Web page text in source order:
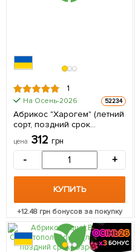
1
На Осень-2026 52234
Абрикос "Харогем" (летний
сорт, поздний срок
созревания) 1 саженец в
упаковке
цена 312 грн
- +
КУПИТЬ
+12.48 грн бонусов за покупку